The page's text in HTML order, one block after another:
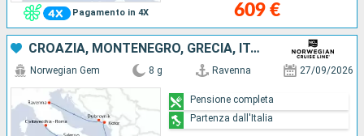
Pagamento in 4X 609 €
CROAZIA, MONTENEGRO, GRECIA, ITALIA
Norwegian Gem 8 g Ravenna 27/09/2026
Pensione completa
Partenza dall'Italia